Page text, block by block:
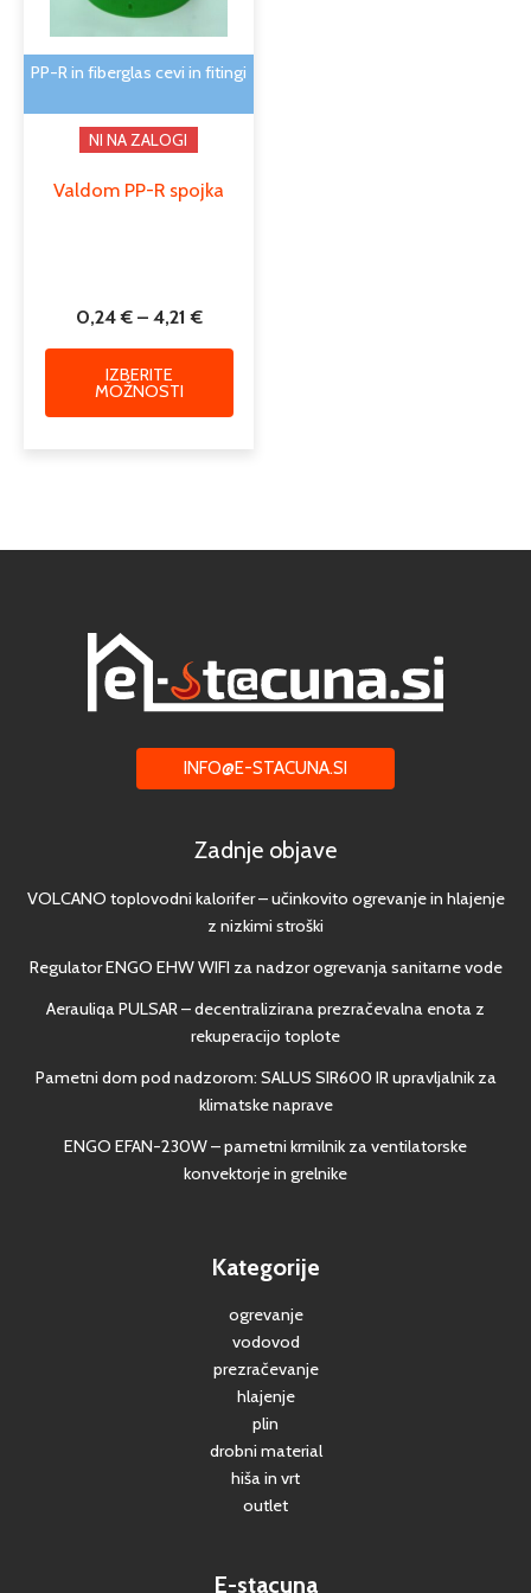
PP-R in fiberglas cevi in fitingi
NI NA ZALOGI
Valdom PP-R spojka
0,24€ – 4,21€
IZBERITE
MOŽNOSTI
na
izdelka
INFO@E-STACUNA.SI
Zadnje objave
VOLCANO toplovodni kalorifer – učinkovito ogrevanje in hlajenje
z nizkimi stroški
Regulator ENGO EHW WIFI za nadzor ogrevanja sanitarne vode
Aerauliqa PULSAR – decentralizirana prezračevalna enota z
rekuperacijo toplote
Pametni dom pod nadzorom: SALUS SIR600 IR upravljalnik za
klimatske naprave
ENGO EFAN-230W – pametni krmilnik za ventilatorske
konvektorje in grelnike
Kategorije
ogrevanje
vodovod
prezračevanje
hlajenje
plin
drobni material
hiša in vrt
outlet
E-stacuna